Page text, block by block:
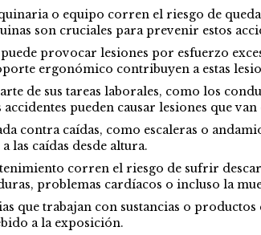
o equipo corren el riesgo de
son cruciales para prevenir estos
provocar lesiones por esfuerzo
ergonómico contribuyen a estas
de sus tareas laborales, como los
pueden causar lesiones que van
contra caídas, como escaleras o
las caídas desde altura.
corren el riesgo de sufrir
problemas cardíacos o incluso la
que trabajan con sustancias o
a la exposición.